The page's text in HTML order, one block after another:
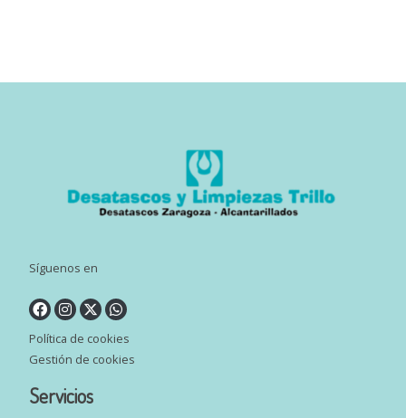
Síguenos en
Política de cookies
Gestión de cookies
Servicios